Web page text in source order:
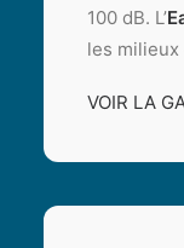
100 dB. L’
les
VOIR LA